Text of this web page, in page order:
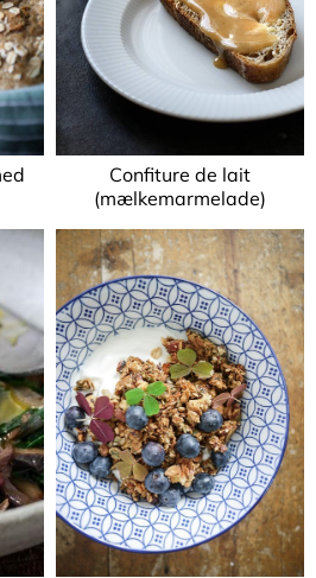
Confiture de lait
(mælkemarmelade)